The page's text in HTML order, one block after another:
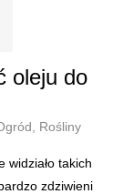
oleju do
Rośliny
widziało takich
zdziwieni